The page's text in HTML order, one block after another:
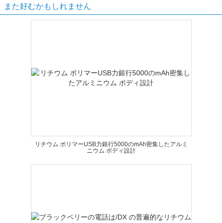
また好むかもしれません
リチウム ポリマーUSB力銀行5000のmAh密集したアルミ
ニウム ボディ設計